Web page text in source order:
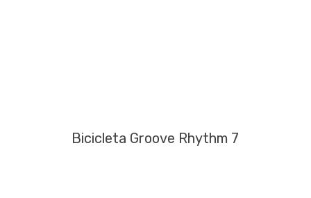
Bicicleta Groove Rhythm 7